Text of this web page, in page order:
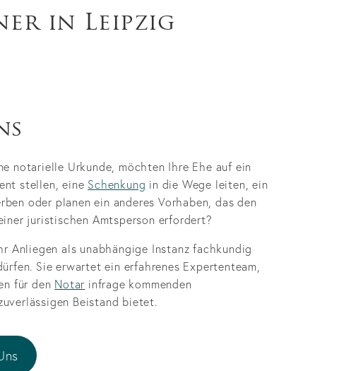
in Leipzig
notarielle Urkunde, möchten Ihre Ehe auf ein
stellen, eine Schenkung in die Wege leiten, ein
oder planen ein anderes Vorhaben, das den
juristischen Amtsperson erfordert?
Anliegen als unabhängige Instanz fachkundig
Sie erwartet ein erfahrenes Expertenteam,
für den Notar infrage kommenden
Beistand bietet.